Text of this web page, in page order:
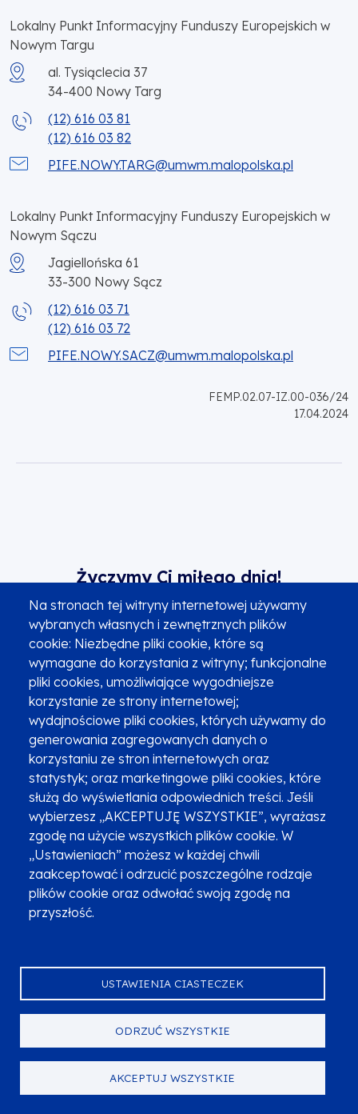
Na stronach tej witryny internetowej używamy
wybranych własnych i zewnętrznych plików
cookie: Niezbędne pliki cookie, które są
wymagane do korzystania z witryny; funkcjonalne
pliki cookies, umożliwiające wygodniejsze
korzystanie ze strony internetowej;
wydajnościowe pliki cookies, których używamy do
generowania zagregowanych danych o
korzystaniu ze stron internetowych oraz
statystyk; oraz marketingowe pliki cookies, które
służą do wyświetlania odpowiednich treści. Jeśli
wybierzesz „AKCEPTUJĘ WSZYSTKIE”, wyrażasz
zgodę na użycie wszystkich plików cookie. W
„Ustawieniach” możesz w każdej chwili
zaakceptować i odrzucić poszczególne rodzaje
plików cookie oraz odwołać swoją zgodę na
przyszłość.
USTAWIENIA CIASTECZEK
ODRZUĆ WSZYSTKIE
AKCEPTUJ WSZYSTKIE
Lokalny Punkt Informacyjny Funduszy Europejskich w
Nowym Targu
al. Tysiąclecia 37
34-400 Nowy Targ
(12) 616 03 81
(12) 616 03 82
PIFE.NOWY.TARG@umwm.malopolska.pl
Lokalny Punkt Informacyjny Funduszy Europejskich w
Nowym Sączu
Jagiellońska 61
33-300 Nowy Sącz
(12) 616 03 71
(12) 616 03 72
PIFE.NOWY.SACZ@umwm.malopolska.pl
FEMP.02.07-IZ.00-036/24
17.04.2024
Życzymy Ci miłego dnia!
Serwisem zarządza Urząd Marszałkowski
Województwa Małopolskiego
we współpracy z Małopolskim Centrum
Przedsiębiorczości i Wojewódzkim Urzędem Pracy w
Krakowie.
Promocja projektu Raporty i analizy Dokumenty
Aktualności
Instytucje w
programie
Skontaktuj się